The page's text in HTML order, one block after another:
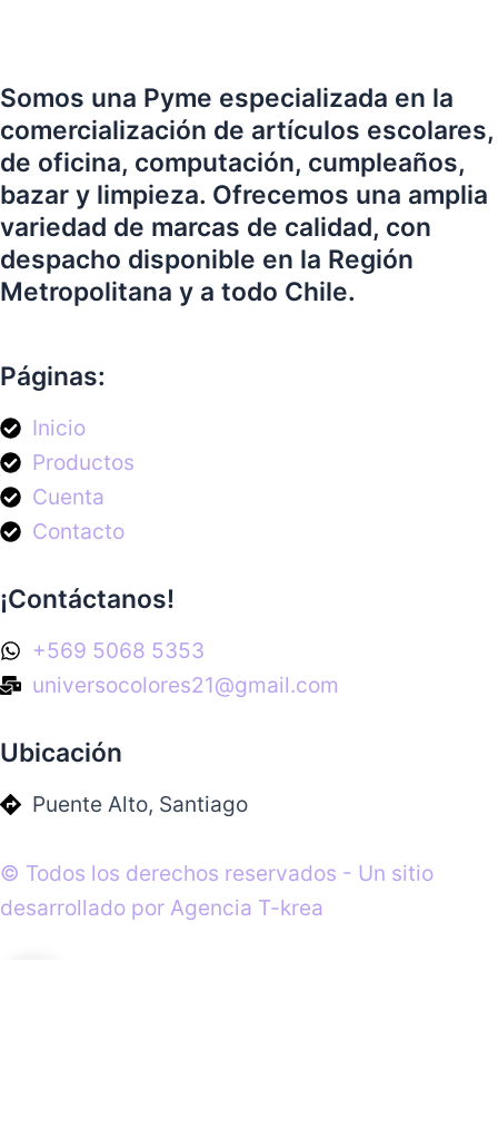
Somos una Pyme especializada en la
comercialización de artículos escolares,
de oficina, computación, cumpleaños,
bazar y limpieza. Ofrecemos una amplia
variedad de marcas de calidad, con
despacho disponible en la Región
Metropolitana y a todo Chile.
Páginas:
Inicio
Productos
Cuenta
Contacto
¡Contáctanos!
+569 5068 5353
universocolores21@gmail.com
Ubicación
Puente Alto, Santiago
© Todos los derechos reservados - Un sitio
desarrollado por Agencia T-krea